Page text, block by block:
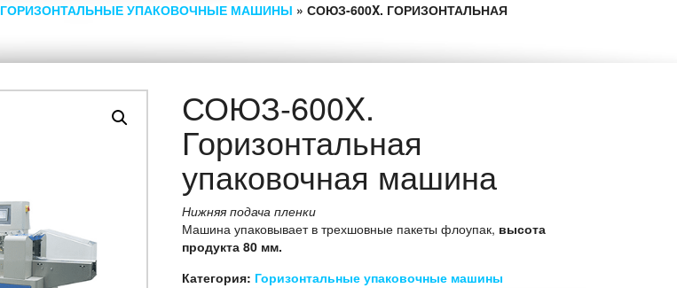
ГОРИЗОНТАЛЬНЫЕ УПАКОВОЧНЫЕ МАШИНЫ » СОЮЗ-600X. ГОРИЗОНТАЛЬНАЯ
СОЮЗ-600X.
Горизонтальная
упаковочная машина
Нижняя подача пленки
Машина упаковывает в трехшовные пакеты флоупак, высота
продукта 80 мм.
Категория: Горизонтальные упаковочные машины